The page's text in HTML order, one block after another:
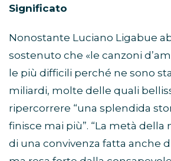
Significato
Nonostante Luciano Ligabue
sostenuto che «le canzoni
le più difficili perché ne sono
miliardi, molte delle quali
ripercorrere “una splendida
finisce mai più”. “La metà della
di una convivenza fatta anche